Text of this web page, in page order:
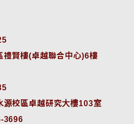
禮賢樓(卓越聯合中心)6樓
源校區卓越研究大樓103室
3696